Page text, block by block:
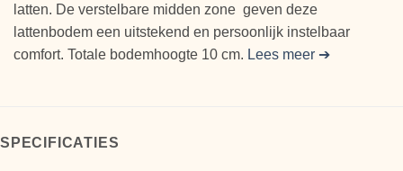
latten. De verstelbare midden zone geven deze
lattenbodem een uitstekend en persoonlijk instelbaar
comfort. Totale bodemhoogte 10 cm. Lees meer ➔
SPECIFICATIES